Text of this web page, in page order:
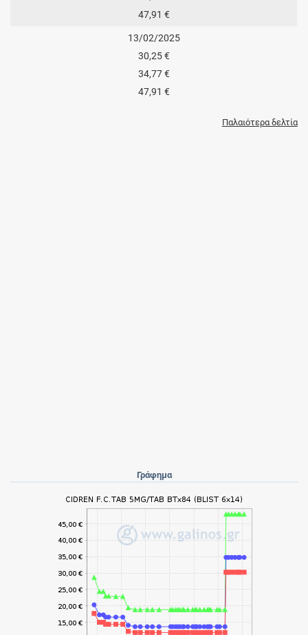
47,91 €
13/02/2025
30,25 €
34,77 €
47,91 €
Παλαιότερα δελτία
Γράφημα